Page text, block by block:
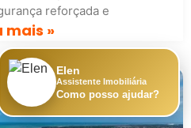
reforçada e
mais »
Elen
Assistente Imobiliária
Como posso ajudar?